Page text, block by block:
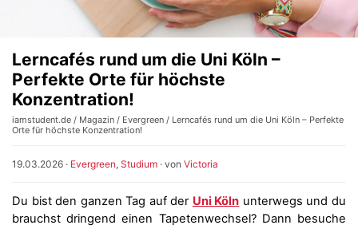
Lerncafés rund um die Uni Köln –
Perfekte Orte für höchste
Konzentration!
iamstudent.de / Magazin / Evergreen / Lerncafés rund um die Uni Köln – Perfekte
Orte für höchste Konzentration!
19.03.2026 · Evergreen, Studium · von Victoria
Du bist den ganzen Tag auf der Uni Köln unterwegs und du
brauchst dringend einen Tapetenwechsel? Dann besuche